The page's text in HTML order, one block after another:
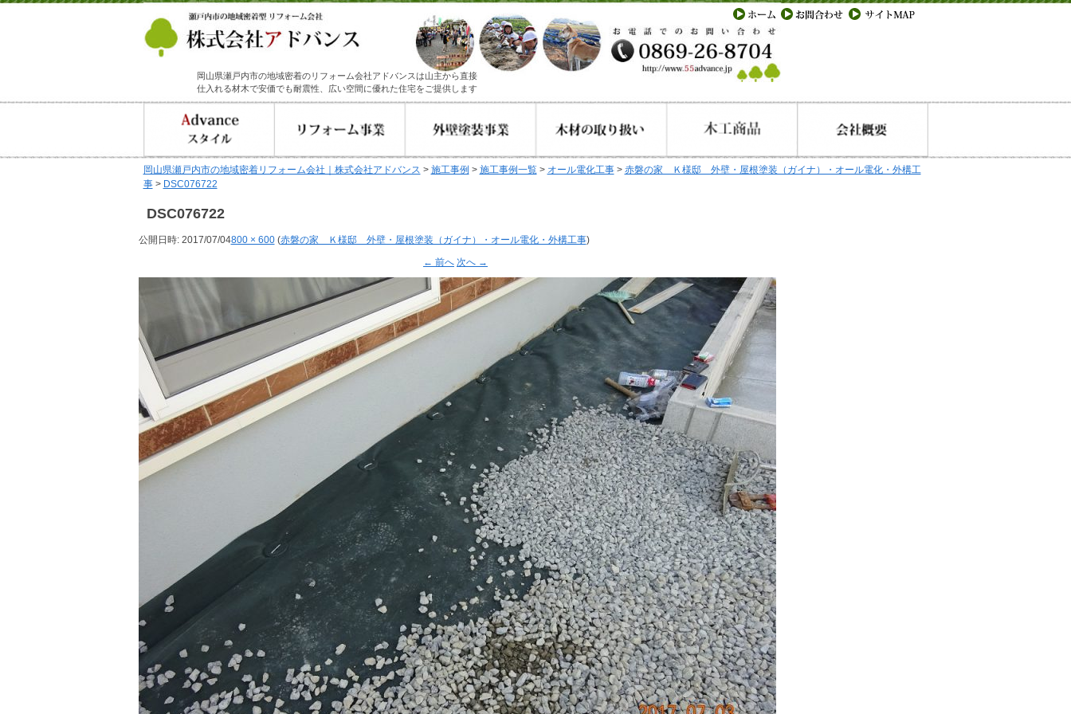
岡山県瀬戸内市の地域密着のリフォーム会社アドバンスは山主から直接
仕入れる材木で安価でも耐震性、広い空間に優れた住宅をご提供します
岡山県瀬戸内市の地域密着リフォーム会社｜株式会社アドバンス > 施工事例 > 施工事例一覧> オール電化工事> 赤磐の家 Ｋ様邸 外壁・屋根塗装（ガイナ）・オール電化・外構工
事> DSC076722
DSC076722
公開日時: 2017/07/04800 × 600(赤磐の家 Ｋ様邸 外壁・屋根塗装（ガイナ）・オール電化・外構工事)
← 前へ 次へ →